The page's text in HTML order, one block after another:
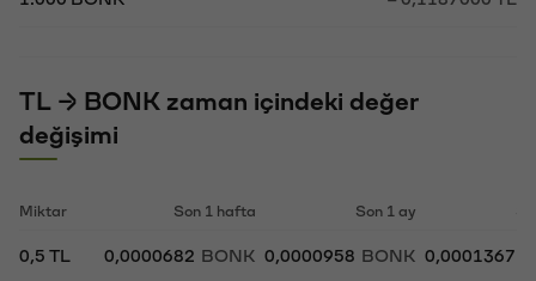
TL → BONK zaman içindeki değer
değişimi
Miktar Son 1 hafta Son 1 ay
0,5 TL 0,0000682 BONK 0,0000958 BONK 0,0001367